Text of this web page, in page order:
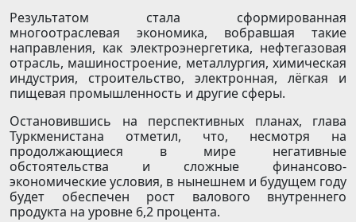
Результатом стала сформированная
многоотраслевая экономика, вобравшая такие
направления, как электроэнергетика, нефтегазовая
отрасль, машиностроение, металлургия, химическая
индустрия, строительство, электронная, лёгкая и
пищевая промышленность и другие сферы.
Остановившись на перспективных планах, глава
Туркменистана отметил, что, несмотря на
продолжающиеся в мире негативные
обстоятельства и сложные финансово-
экономические условия, в нынешнем и будущем году
будет обеспечен рост валового внутреннего
продукта на уровне 6,2 процента.